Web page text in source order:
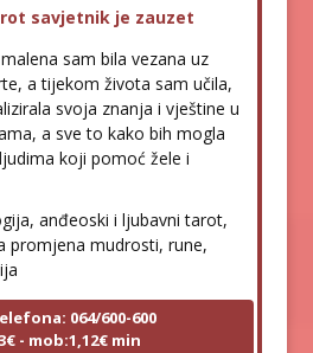
savjetnik je zauzet
sam bila vezana uz
a tijekom života sam učila,
svoja znanja i vještine u
a sve to kako bih mogla
koji pomoć žele i
anđeoski i ljubavni tarot,
promjena mudrosti, rune,
064/600-600
- mob:1,12€ min